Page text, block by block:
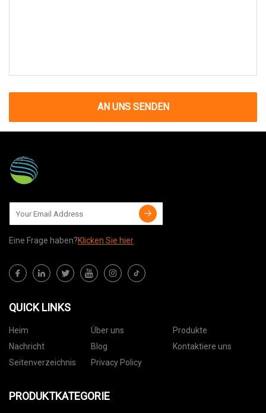
AN UNS SENDEN
Eine Frage haben?Klicken Sie hier
QUICK LINKS
Heim Über uns
Produkte
Nachricht
Blog
Kontaktiere uns
Seitenverzeichnis
Privacy Policy
PRODUKTKATEGORIE